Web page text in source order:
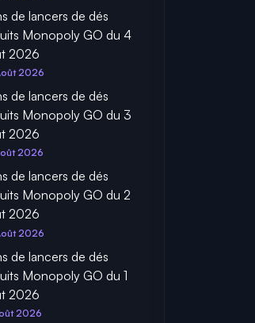
de lancers de dés
Monopoly GO du 4
2026
2026
de lancers de dés
Monopoly GO du 3
2026
2026
de lancers de dés
Monopoly GO du 2
2026
2026
de lancers de dés
Monopoly GO du 1
2026
2026